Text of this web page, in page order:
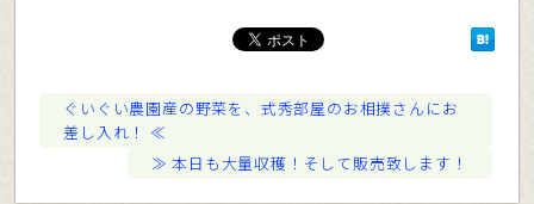
ぐいぐい農園産の野菜を、式秀部屋のお相撲さんにお
差し入れ！
本日も大量収穫！そして販売致します！